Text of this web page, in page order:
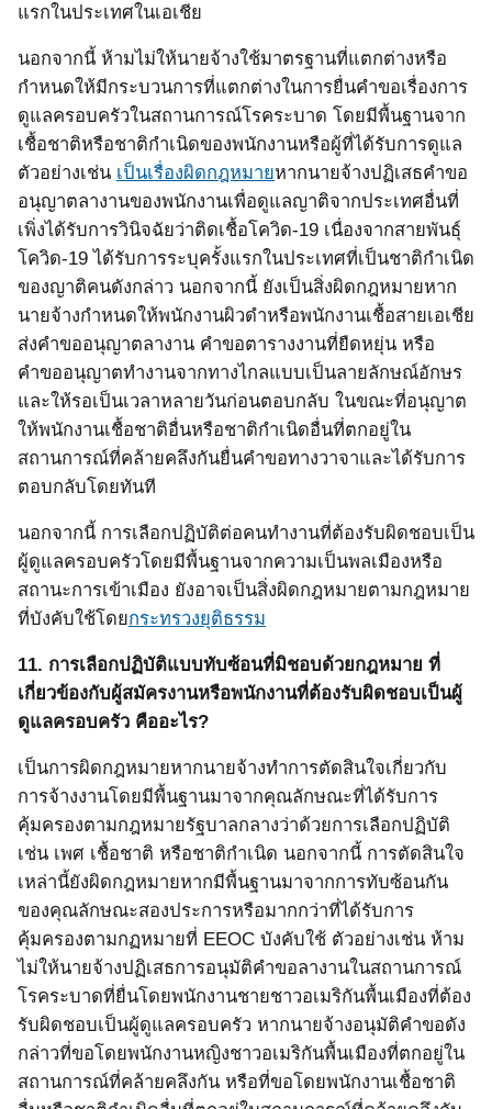
แรกในประเทศในเอเชีย
นอกจากนี้ ห้ามไม่ให้นายจ้างใช้มาตรฐานที่แตกต่างหรือ
กำหนดให้มีกระบวนการที่แตกต่างในการยื่นคำขอเรื่องการ
ดูแลครอบครัวในสถานการณ์โรคระบาด โดยมีพื้นฐานจาก
เชื้อชาติหรือชาติกำเนิดของพนักงานหรือผู้ที่ได้รับการดูแล
ตัวอย่างเช่น เป็นเรื่องผิดกฎหมายหากนายจ้างปฏิเสธคำขอ
อนุญาตลางานของพนักงานเพื่อดูแลญาติจากประเทศอื่นที่
เพิ่งได้รับการวินิจฉัยว่าติดเชื้อโควิด-19 เนื่องจากสายพันธุ์
โควิด-19ได้รับการระบุครั้งแรกในประเทศที่เป็นชาติกำเนิด
ของญาติคนดังกล่าว นอกจากนี้ ยังเป็นสิ่งผิดกฎหมายหาก
นายจ้างกำหนดให้พนักงานผิวดำหรือพนักงานเชื้อสายเอเชีย
ส่งคำขออนุญาตลางาน คำขอตารางงานที่ยืดหยุ่น หรือ
คำขออนุญาตทำงานจากทางไกลแบบเป็นลายลักษณ์อักษร
และให้รอเป็นเวลาหลายวันก่อนตอบกลับ ในขณะที่อนุญาต
ให้พนักงานเชื้อชาติอื่นหรือชาติกำเนิดอื่นที่ตกอยู่ใน
สถานการณ์ที่คล้ายคลึงกันยื่นคำขอทางวาจาและได้รับการ
ตอบกลับโดยทันที
นอกจากนี้ การเลือกปฏิบัติต่อคนทำงานที่ต้องรับผิดชอบเป็น
ผู้ดูแลครอบครัวโดยมีพื้นฐานจากความเป็นพลเมืองหรือ
สถานะการเข้าเมือง ยังอาจเป็นสิ่งผิดกฎหมายตามกฎหมาย
ที่บังคับใช้โดยกระทรวงยุติธรรม
11. การเลือกปฏิบัติแบบทับซ้อนที่มิชอบด้วยกฎหมาย ที่
เกี่ยวข้องกับผู้สมัครงานหรือพนักงานที่ต้องรับผิดชอบเป็นผู้
ดูแลครอบครัว คืออะไร?
เป็นการผิดกฎหมายหากนายจ้างทำการตัดสินใจเกี่ยวกับ
การจ้างงานโดยมีพื้นฐานมาจากคุณลักษณะที่ได้รับการ
คุ้มครองตามกฎหมายรัฐบาลกลางว่าด้วยการเลือกปฏิบัติ
เช่น เพศ เชื้อชาติ หรือชาติกำเนิด นอกจากนี้ การตัดสินใจ
เหล่านี้ยังผิดกฎหมายหากมีพื้นฐานมาจากการทับซ้อนกัน
ของคุณลักษณะสองประการหรือมากกว่าที่ได้รับการ
คุ้มครองตามกฏหมายที่ EEOC บังคับใช้ ตัวอย่างเช่น ห้าม
ไม่ให้นายจ้างปฏิเสธการอนุมัติคำขอลางานในสถานการณ์
โรคระบาดที่ยื่นโดยพนักงานชายชาวอเมริกันพื้นเมืองที่ต้อง
รับผิดชอบเป็นผู้ดูแลครอบครัว หากนายจ้างอนุมัติคำขอดัง
กล่าวที่ขอโดยพนักงานหญิงชาวอเมริกันพื้นเมืองที่ตกอยู่ใน
สถานการณ์ที่คล้ายคลึงกัน หรือที่ขอโดยพนักงานเชื้อชาติ